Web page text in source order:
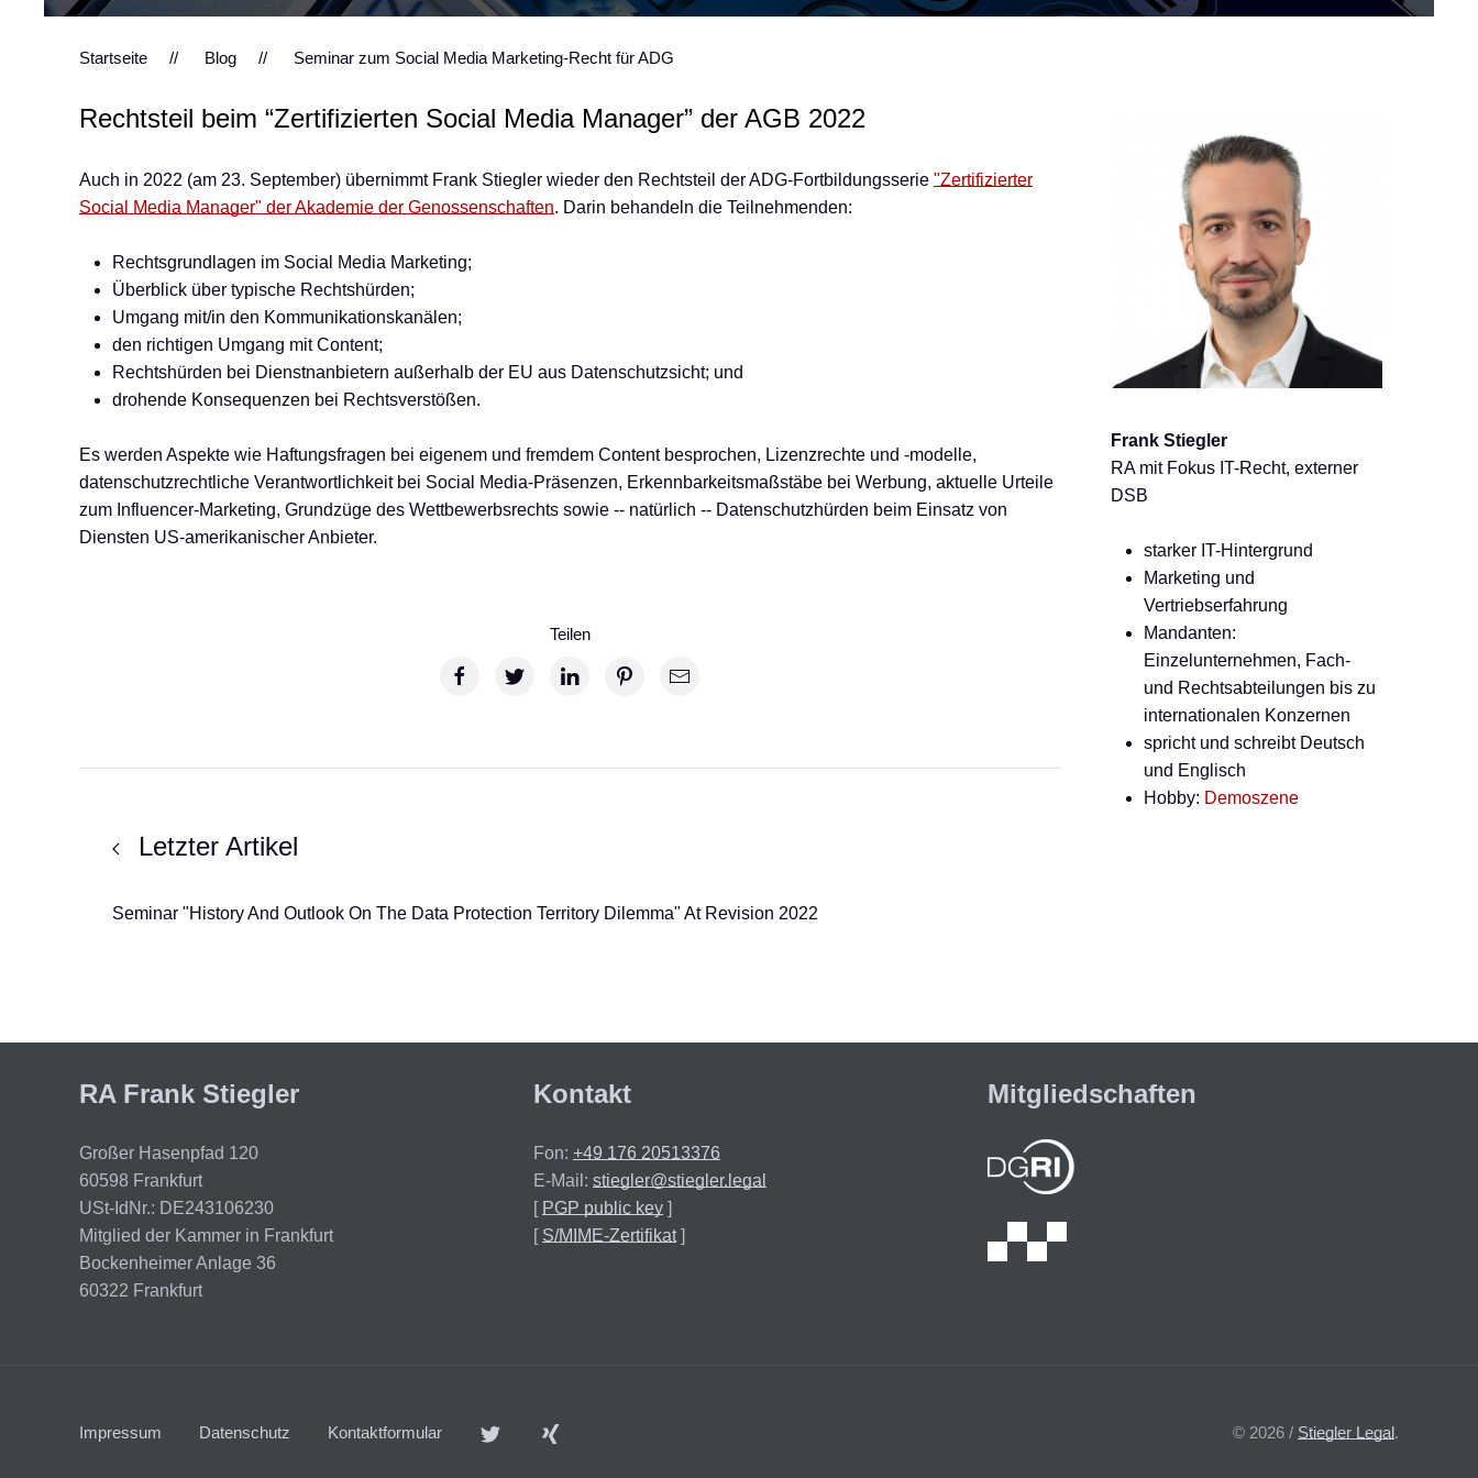
Startseite Blog Seminar zum Social Media Marketing-Recht für ADG
Rechtsteil beim “Zertifizierten Social Media Manager” der AGB 2022
Auch in 2022 (am 23. September) übernimmt Frank Stiegler wieder den Rechtsteil der ADG-Fortbildungsserie "Zertifizierter
Social Media Manager" der Akademie der Genossenschaften. Darin behandeln die Teilnehmenden:
Rechtsgrundlagen im Social Media Marketing;
Überblick über typische Rechtshürden;
Umgang mit/in den Kommunikationskanälen;
den richtigen Umgang mit Content;
Rechtshürden bei Dienstnanbietern außerhalb der EU aus Datenschutzsicht; und
drohende Konsequenzen bei Rechtsverstößen.
Es werden Aspekte wie Haftungsfragen bei eigenem und fremdem Content besprochen, Lizenzrechte und -modelle,
datenschutzrechtliche Verantwortlichkeit bei Social Media-Präsenzen, Erkennbarkeitsmaßstäbe bei Werbung, aktuelle Urteile
zum Influencer-Marketing, Grundzüge des Wettbewerbsrechts sowie -- natürlich -- Datenschutzhürden beim Einsatz von
Diensten US-amerikanischer Anbieter.
Teilen
Letzter Artikel
Seminar "History And Outlook On The Data Protection Territory Dilemma" At Revision 2022
Frank Stiegler
RA mit Fokus IT-Recht, externer
DSB
starker IT-Hintergrund
Marketing und
Vertriebserfahrung
Mandanten:
Einzelunternehmen, Fach-
und Rechtsabteilungen bis zu
internationalen Konzernen
spricht und schreibt Deutsch
und Englisch
Hobby: Demoszene
RA Frank Stiegler
Großer Hasenpfad 120
60598 Frankfurt
USt-IdNr.: DE243106230
Mitglied der Kammer in Frankfurt
Bockenheimer Anlage 36
60322 Frankfurt
Kontakt
Fon:+49 176 20513376
E-Mail:stiegler@stiegler.legal
[ PGP public key ]
[ S/MIME-Zertifikat]
Mitgliedschaften
Impressum Datenschutz Kontaktformular © 2026 / Stiegler Legal.